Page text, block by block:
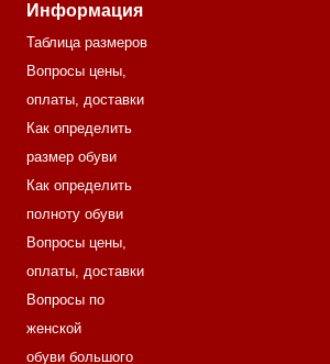
Информация
Таблица размеров
Вопросы цены,
оплаты, доставки
Как определить
размер обуви
Как определить
полноту обуви
Вопросы цены,
оплаты, доставки
Вопросы по
женской
обуви большого